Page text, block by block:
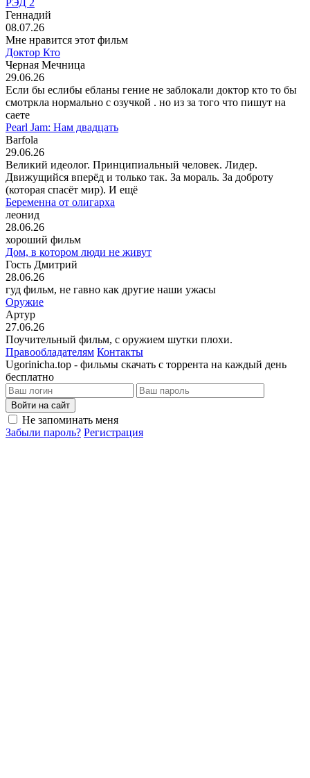
РЭД 2
Геннадий
08.07.26
Мне нравится этот фильм
Доктор Кто
Черная Мечница
29.06.26
Если бы еслибы ебланы гение не заблокали доктор кто то бы
смотркла нормально с озучкой . но из за того что пишут на
саете
Pearl Jam: Нам двадцать
Barfola
29.06.26
Великий идеолог. Принципиальный человек. Лидер.
Движущийся вперёд и только так. За мораль. За доброту
(которая спасёт мир). И ещё
Беременна от олигарха
леонид
28.06.26
хороший фильм
Дом, в котором люди не живут
Гость Дмитрий
28.06.26
гуд фильм, не гавно как другие наши ужасы
Оружие
Артур
27.06.26
Поучительный фильм, с оружием шутки плохи.
Правообладателям Контакты
Ugorinicha.top - фильмы скачать с торрента на каждый день
бесплатно
Войти на сайт
Не запоминать меня
Забыли пароль? Регистрация